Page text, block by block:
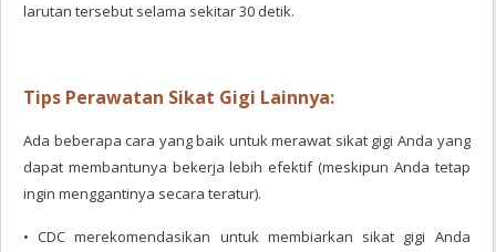
larutan tersebut selama sekitar 30 detik.
Tips Perawatan Sikat Gigi Lainnya:
Ada beberapa cara yang baik untuk merawat sikat gigi Anda yang
dapat membantunya bekerja lebih efektif (meskipun Anda tetap
ingin menggantinya secara teratur).
• CDC merekomendasikan untuk membiarkan sikat gigi Anda